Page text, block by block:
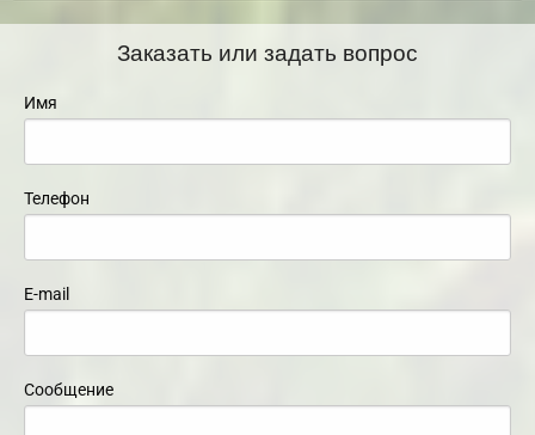
Заказать или задать вопрос
Имя
Телефон
E-mail
Сообщение